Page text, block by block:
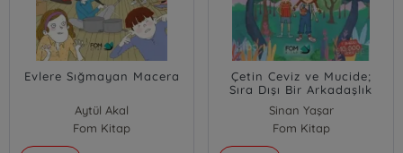
Evlere Sığmayan Macera
Aytül Akal
Fom Kitap
Çetin Ceviz ve Mucide;
Sıra Dışı Bir Arkadaşlık
Sinan Yaşar
Fom Kitap